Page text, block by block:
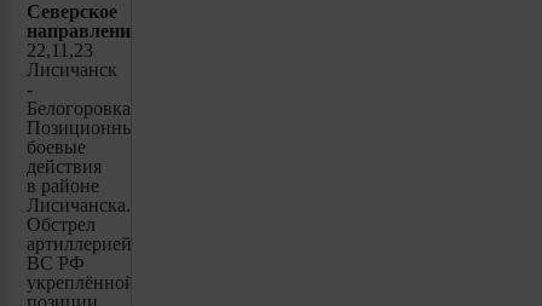
Северское
направление:
22,11,23
Лисичанск
-
Белогоровка(ЛНР).
Позиционные
боевые
действия
в районе
Лисичанска.
Обстрел
артиллерией
ВС РФ
укреплённой